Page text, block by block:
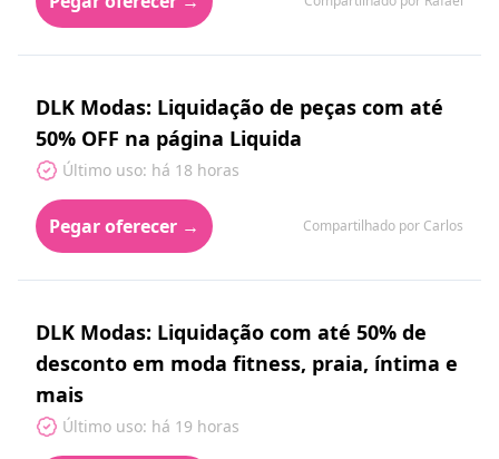
DLK Modas: Liquidação de peças com até
50% OFF na página Liquida
Último uso: há 18 horas
Pegar oferecer → Compartilhado por Carlos
DLK Modas: Liquidação com até 50% de
desconto em moda fitness, praia, íntima e
mais
Último uso: há 19 horas